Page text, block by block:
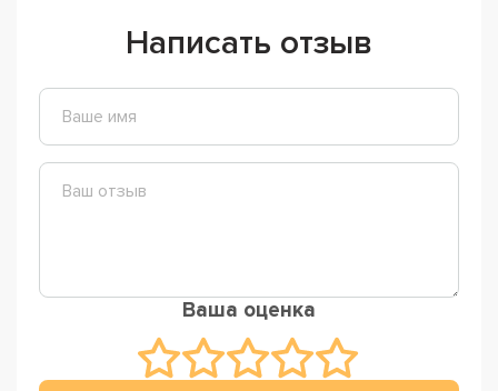
Написать отзыв
Ваша оценка